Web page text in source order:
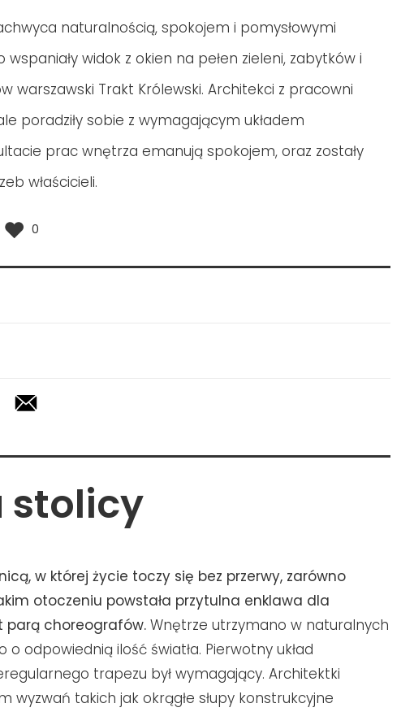
naturalnością, spokojem i pomysłowymi
widok z okien na pełen zieleni, zabytków i
warszawski Trakt Królewski. Architekci z pracowni
poradziły sobie z wymagającym układem
prac wnętrza emanują spokojem, oraz zostały
właścicieli.
0
stolicy
w której życie toczy się bez przerwy, zarówno
otoczeniu powstała przytulna enklawa dla
parą choreografów. Wnętrze utrzymano w naturalnych
odpowiednią ilość światła. Pierwotny układ
trapezu był wymagający. Architektki
wyzwań takich jak okrągłe słupy konstrukcyjne